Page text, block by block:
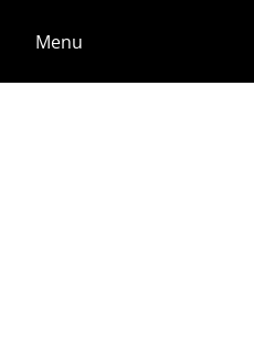
Menu